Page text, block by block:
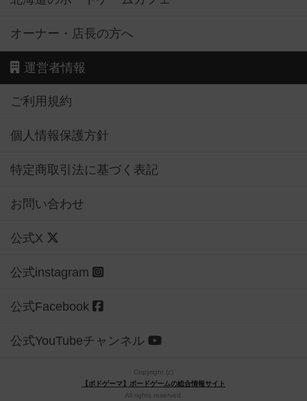
オーナー・店長の方へ
運営者情報
ご利用規約
個人情報保護方針
特定商取引法に基づく表記
お問い合わせ
公式X
公式instagram
公式Facebook
公式YouTubeチャンネル
Copyright (c)
【ボドゲーマ】ボードゲームの総合情報サイト
All rights reserved.